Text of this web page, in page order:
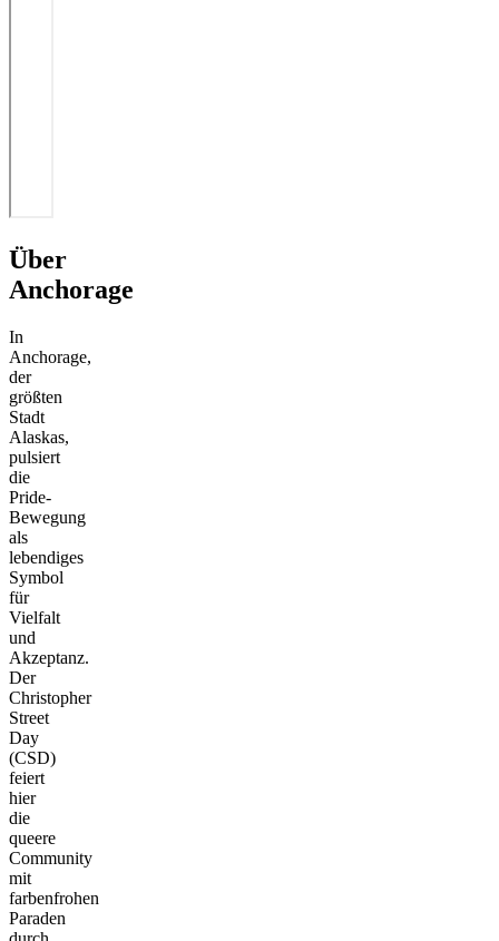
Über
Anchorage
In
Anchorage,
der
größten
Stadt
Alaskas,
pulsiert
die
Pride-
Bewegung
als
lebendiges
Symbol
für
Vielfalt
und
Akzeptanz.
Der
Christopher
Street
Day
(CSD)
feiert
hier
die
queere
Community
mit
farbenfrohen
Paraden